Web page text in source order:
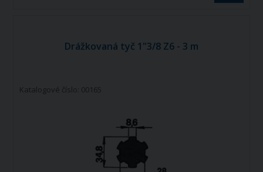
Drážkovaná tyč 1"3/8 Z6 - 3 m
Katalogové číslo: 00165